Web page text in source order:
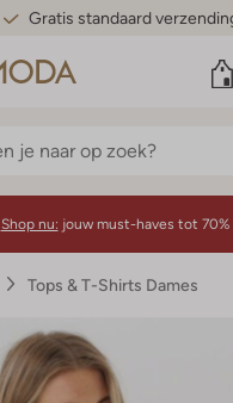
Gratis standaard
Shop nu: jouw must-haves tot
Tops & T-Shirts Dames